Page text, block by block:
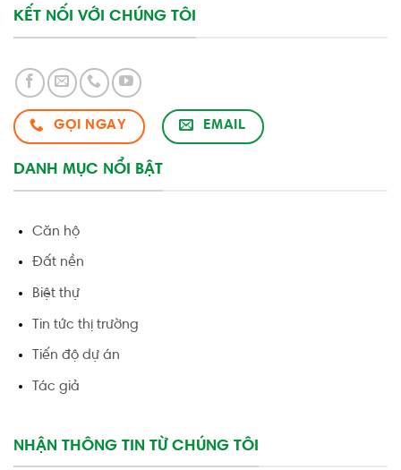
KẾT NỐI VỚI CHÚNG TÔI
GỌI NGAY EMAIL
DANH MỤC NỔI BẬT
Căn hộ
Đất nền
Biệt thự
Tin tức thị trường
Tiến độ dự án
Tác giả
NHẬN THÔNG TIN TỪ CHÚNG TÔI